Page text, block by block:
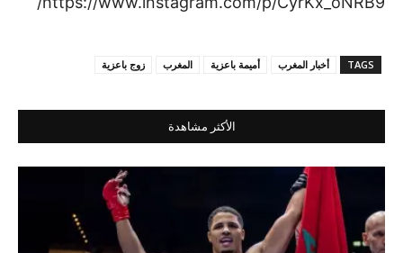
TAGS أخبار المغرب أميمة باعزية المغرب زوج باعزية
الأكثر مشاهدة